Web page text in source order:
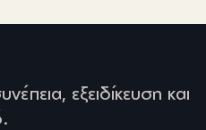
εξειδίκευση και